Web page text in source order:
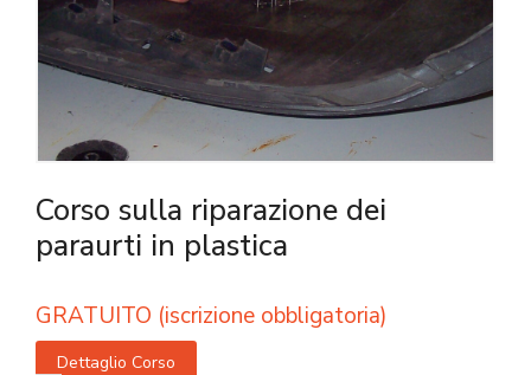
Corso sulla riparazione dei
paraurti in plastica
GRATUITO (iscrizione obbligatoria)
Dettaglio Corso